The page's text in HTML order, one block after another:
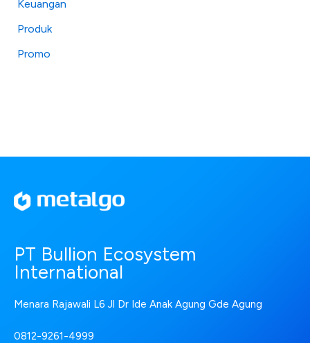
Keuangan
Produk
Promo
PT Bullion Ecosystem
International
Menara Rajawali L6 Jl Dr Ide Anak Agung Gde Agung
0812-9261-4999